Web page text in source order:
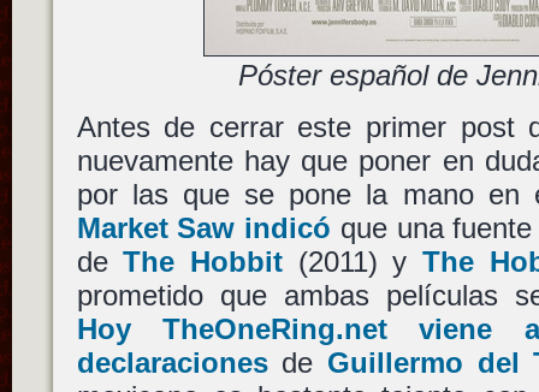
Póster español de
Antes de cerrar este primer post
nuevamente hay que poner en
por las que se pone la mano
Market Saw indicó que una
deThe Hobbit(2011) yThe
prometido que ambas películas
Hoy TheOneRing.net viene
declaracionesde Guillermo del